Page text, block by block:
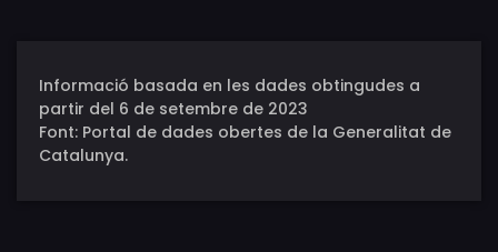
Informació basada en les dades obtingudes a
partir del 6 de setembre de 2023
Font: Portal de dades obertes de la Generalitat de
Catalunya.